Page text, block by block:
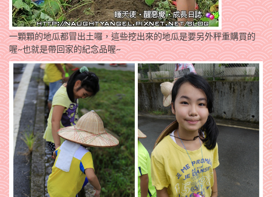
一顆顆的地瓜都冒出土囉，這些挖出來的地瓜是要另外秤重購買的
喔~也就是帶回家的紀念品喔~